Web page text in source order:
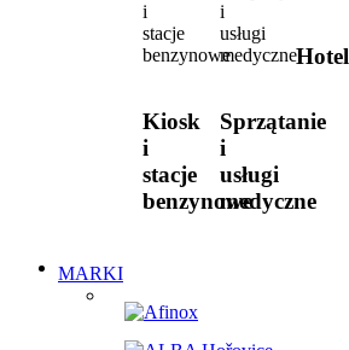
Kiosk
i
stacje
benzynowe
Sprzątanie
i
usługi
medyczne
Hotel
MARKI